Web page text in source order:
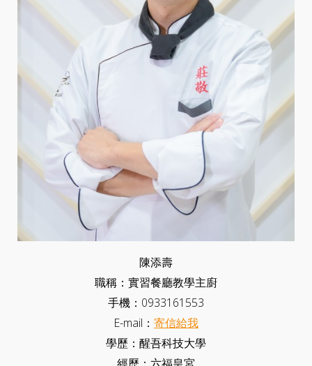
陳添壽
職稱：實習餐廳教學主廚
手機：0933161553
E-mail： 寄信給我
學歷：醒吾科技大學